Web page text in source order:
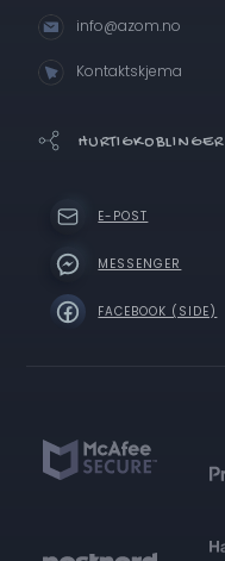
info@azom.no
Kontaktskjema
HURTIGKOBLINGER
E-POST
MESSENGER
FACEBOOK (SIDE)